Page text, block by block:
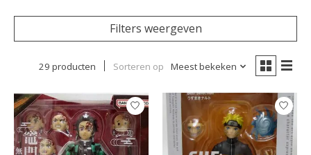
Filters weergeven
29 producten Sorteren op Meest bekeken